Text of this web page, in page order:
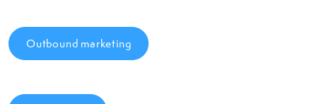
Outbound marketing